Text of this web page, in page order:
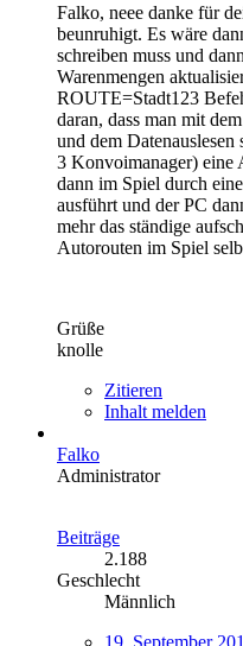
Falko, neee danke für
beunruhigt. Es wäre
schreiben muss und
Warenmengen
ROUTE=Stadt123
daran, dass man mit
und dem
3 Konvoimanager) eine
dann im Spiel durch
ausführt und der PC
mehr das ständige
Autorouten im Spiel
Grüße
knolle
Zitieren
Inhalt melden
Falko
Administrator
Beiträge
2.188
Geschlecht
Männlich
19. September